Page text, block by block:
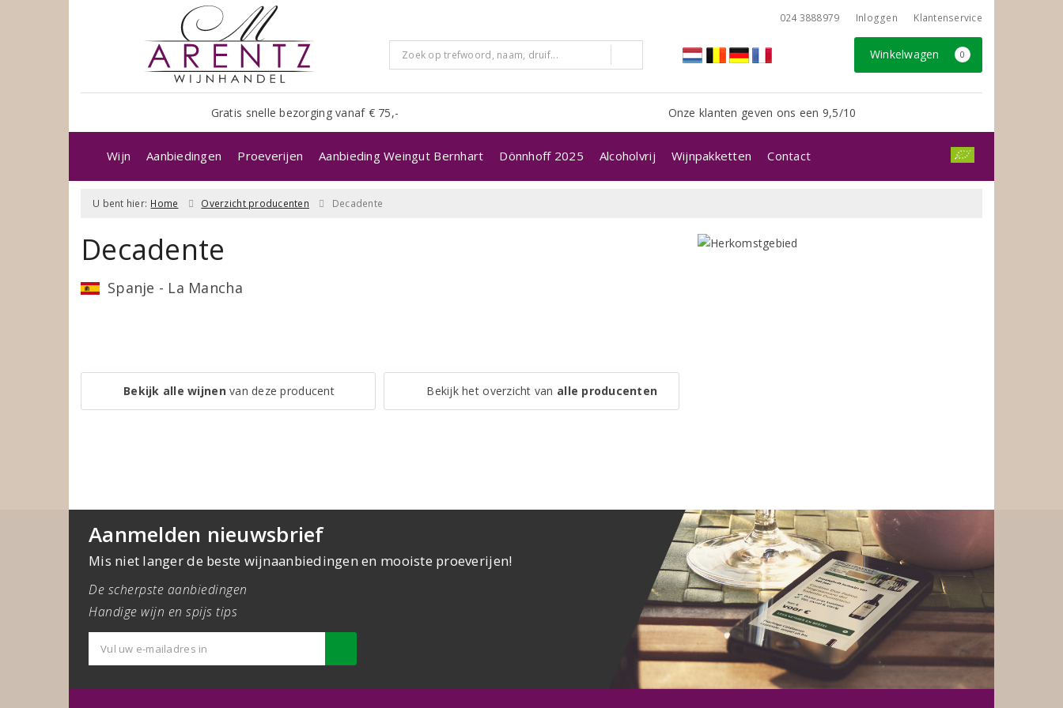
024 3888979 Inloggen Klantenservice
Winkelwagen 0
Gratis snelle bezorging vanaf € 75,- Onze klanten geven ons een 9,5/10
Wijn Aanbiedingen Proeverijen Aanbieding Weingut Bernhart Dönnhoff 2025 Alcoholvrij Wijnpakketten Contact
U bent hier: Home Overzicht producenten Decadente
Decadente
Spanje - La Mancha
Bekijk alle wijnenvan deze producent Bekijk het overzicht van alle producenten
Aanmelden nieuwsbrief
Mis niet langer de beste wijnaanbiedingen en mooiste proeverijen!
De scherpste aanbiedingen
Handige wijn en spijs tips